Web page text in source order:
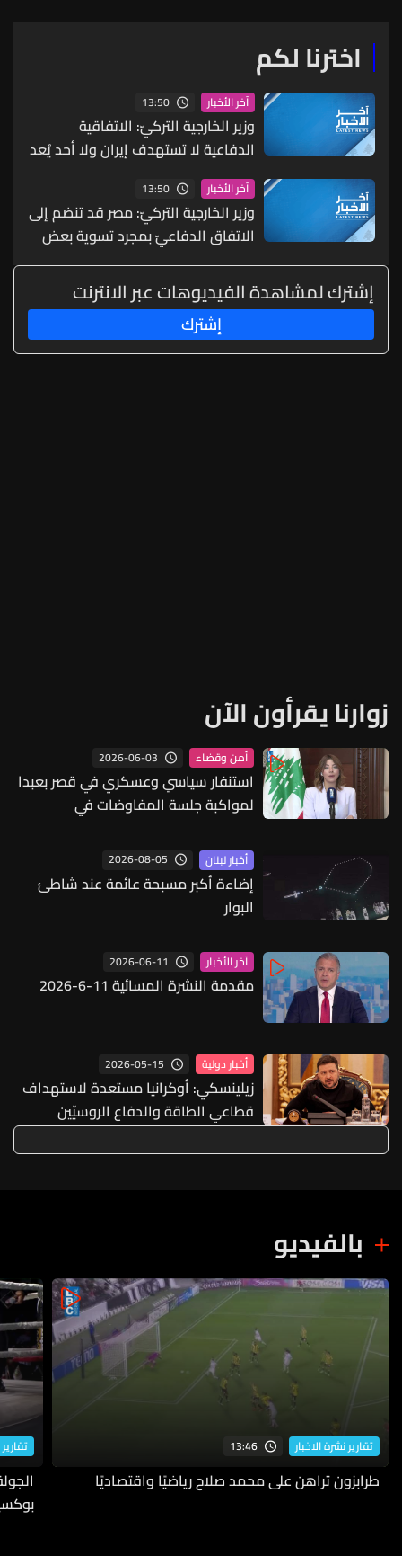
اخترنا لكم
آخر الأخبار 13:50
وزير الخارجية التركيّ: الاتفاقية
الدفاعية لا تستهدف إيران ولا أحد يُعد
هدفا ما دام لا يهاجم الدول الأعضاء
آخر الأخبار 13:50
وزير الخارجية التركيّ: مصر قد تنضم إلى
الاتفاق الدفاعيّ بمجرد تسوية بعض
المسائل الفنية
إشترك لمشاهدة الفيديوهات عبر الانترنت
إشترك
زوارنا يقرأون الآن
أمن وقضاء 2026-06-03
استنفار سياسي وعسكري في قصر بعبدا
لمواكبة جلسة المفاوضات في
أخبار لبنان 2026-08-05
إضاءة أكبر مسبحة عائمة عند شاطئ
البوار
آخر الأخبار 2026-06-11
مقدمة النشرة المسائية 11-6-2026
أخبار دولية 2026-05-15
زيلينسكي: أوكرانيا مستعدة لاستهداف
قطاعي الطاقة والدفاع الروسيّين
بالفيديو
تقارير نشرة الاخبار 13:46
طرابزون تراهن على محمد صلاح رياضيًا واقتصاديًا